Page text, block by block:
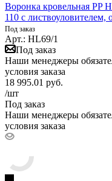
Воронка кровельная PP
110 с
Под заказ
Арт.: HL69/1
Под заказ
Наши менеджеры
условия заказа
18 995.01 руб.
/шт
Под заказ
Наши менеджеры
условия заказа